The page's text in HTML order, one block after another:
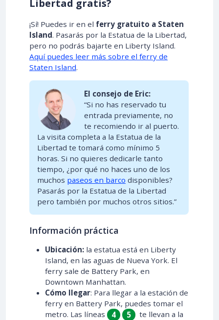
Libertad gratis?
¡Sí! Puedes ir en el ferry gratuito a Staten
Island. Pasarás por la Estatua de la Libertad,
pero no podrás bajarte en Liberty Island.
Aquí puedes leer más sobre el ferry de
Staten Island.
El consejo de Eric:
“Si no has reservado tu
entrada previamente, no
te recomiendo ir al puerto.
La visita completa a la Estatua de la
Libertad te tomará como mínimo 5
horas. Si no quieres dedicarle tanto
tiempo, ¿por qué no haces uno de los
muchos paseos en barco disponibles?
Pasarás por la Estatua de la Libertad
pero también por muchos otros sitios.”
Información práctica
Ubicación: la estatua está en Liberty
Island, en las aguas de Nueva York. El
ferry sale de Battery Park, en
Downtown Manhattan.
Cómo llegar: Para llegar a la estación de
ferry en Battery Park, puedes tomar el
metro. Las líneas
4 5
te llevan a la